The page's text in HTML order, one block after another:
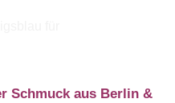
Schmuck aus Berlin &